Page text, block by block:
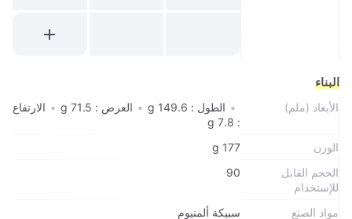
البناء
الأبعاد (ملم) • الطول : 149.6 g • العرض : 71.5 g • الارتفاع
: 7.8 g
الوزن
177 g
الحجم القابل
للإستخدام
90
مواد الصنع
سبيكة ألمنيوم